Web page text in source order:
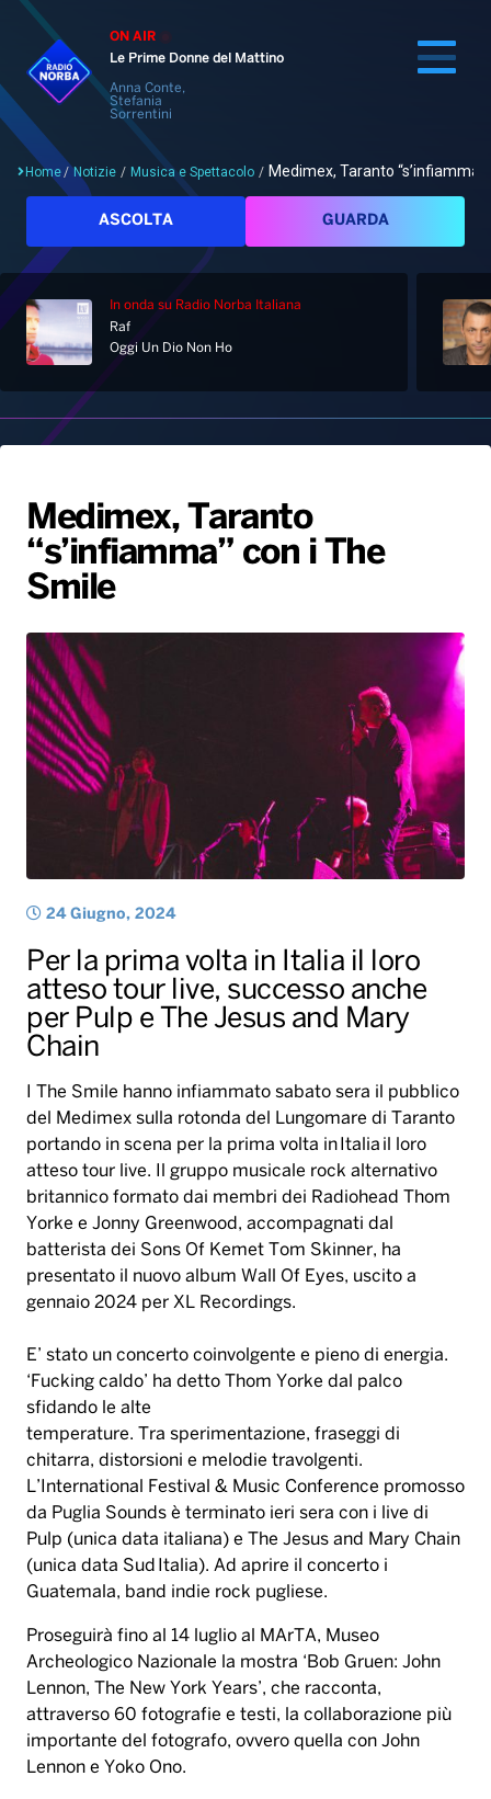
ON AIR
Le Prime Donne del Mattino
Anna Conte,
Stefania
Sorrentini
Cerca
Home
Palinsesto
Hit Dance
Giochi&Concorsi
PALATOUR
Notizie
Locali
Musica e Spettacolo
Sport
Playlist
Generale
Notiziario
Interviste
Speciale Astrabilia 2026
Gallery
Radio Norba News TV
Voce al Bari
Battiti Live 2026
Home/ Notizie / Musica e Spettacolo / Medimex, Taranto “s’infiamma”
ASCOLTA GUARDA
In onda su Radio Norba Italiana
Raf
Oggi Un Dio Non Ho
Medimex, Taranto
“s’infiamma” con i The
Smile
24 Giugno, 2024
Per la prima volta in Italia il loro
atteso tour live, successo anche
per Pulp e The Jesus and Mary
Chain
I The Smile hanno infiammato sabato sera il pubblico
del Medimex sulla rotonda del Lungomare di Taranto
portando in scena per la prima volta in Italia il loro
atteso tour live. Il gruppo musicale rock alternativo
britannico formato dai membri dei Radiohead Thom
Yorke e Jonny Greenwood, accompagnati dal
batterista dei Sons Of Kemet Tom Skinner, ha
presentato il nuovo album Wall Of Eyes, uscito a
gennaio 2024 per XL Recordings.
E’ stato un concerto coinvolgente e pieno di energia.
‘Fucking caldo’ ha detto Thom Yorke dal palco
sfidando le alte
temperature. Tra sperimentazione, fraseggi di
chitarra, distorsioni e melodie travolgenti.
L’International Festival & Music Conference promosso
da Puglia Sounds è terminato ieri sera con i live di
Pulp (unica data italiana) e The Jesus and Mary Chain
(unica data Sud Italia). Ad aprire il concerto i
Guatemala, band indie rock pugliese.
Proseguirà fino al 14 luglio al MArTA, Museo
Archeologico Nazionale la mostra ‘Bob Gruen: John
Lennon, The New York Years’, che racconta,
attraverso 60 fotografie e testi, la collaborazione più
importante del fotografo, ovvero quella con John
Lennon e Yoko Ono.